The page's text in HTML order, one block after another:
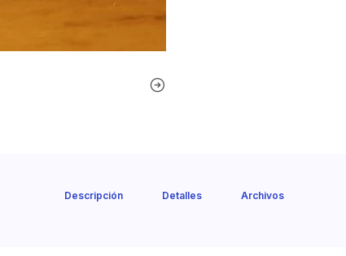
Descripción Detalles Archivos